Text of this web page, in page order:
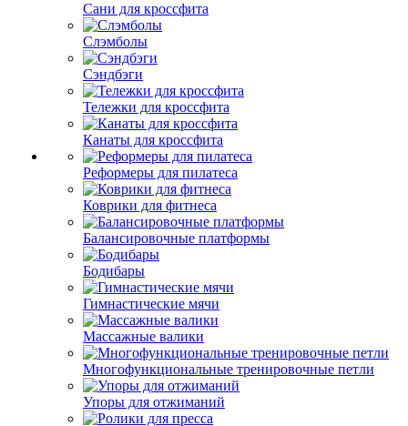
Сани для кроссфита
Слэмболы
Сэндбэги
Тележки для кроссфита
Канаты для кроссфита
Реформеры для пилатеса
Коврики для фитнеса
Балансировочные платформы
Бодибары
Гимнастические мячи
Массажные валики
Многофункциональные тренировочные петли
Упоры для отжиманий